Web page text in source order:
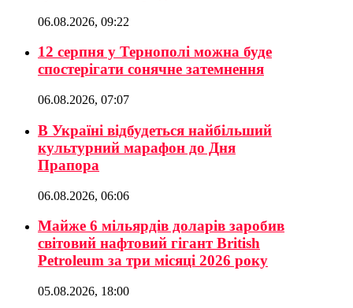
06.08.2026, 09:22
12 серпня у Тернополі можна буде
спостерігати сонячне затемнення
06.08.2026, 07:07
В Україні відбудеться найбільший
культурний марафон до Дня
Прапора
06.08.2026, 06:06
Майже 6 мільярдів доларів заробив
світовий нафтовий гігант British
Petroleum за три місяці 2026 року
05.08.2026, 18:00